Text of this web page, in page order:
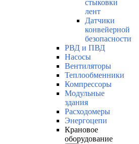
стыковки
лент
Датчики
конвейерной
безопасности
РВД и ПВД
Насосы
Вентиляторы
Теплообменники
Компрессоры
Модульные
здания
Расходомеры
Энергоцепи
Крановое
оборудование